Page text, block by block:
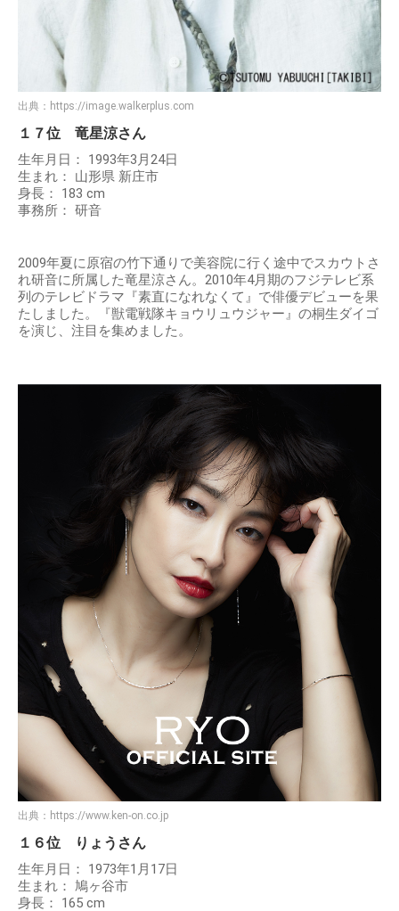
出典： https://image.walkerplus.com
１７位 竜星涼さん
生年月日： 1993年3月24日
生まれ： 山形県 新庄市
身長： 183 cm
事務所： 研音
2009年夏に原宿の竹下通りで美容院に行く途中でスカウトさ
れ研音に所属した竜星涼さん。2010年4月期のフジテレビ系
列のテレビドラマ『素直になれなくて』で俳優デビューを果
たしました。『獣電戦隊キョウリュウジャー』の桐生ダイゴ
を演じ、注目を集めました。
出典： https://www.ken-on.co.jp
１６位 りょうさん
生年月日： 1973年1月17日
生まれ： 鳩ヶ谷市
身長： 165 cm